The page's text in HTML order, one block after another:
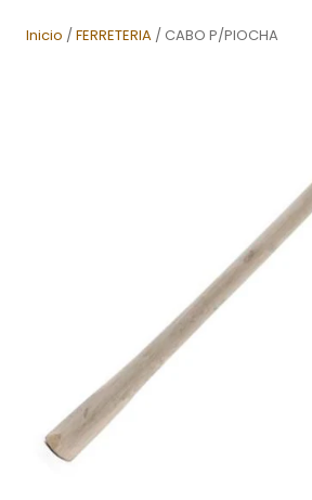
Inicio /FERRETERIA / CABO P/PIOCHA